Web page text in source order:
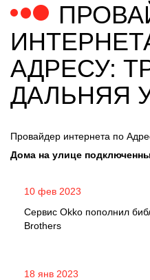
АДРЕСУ:
ДАЛЬНЯЯ
Провайдер интернета по
Дома на улице
10 фев 2023
Сервис Okko пополнил
Brothers
18 янв 2023